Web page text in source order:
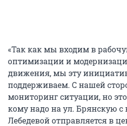
«Так как мы входим в
оптимизации и
движения, мы эту
поддерживаем. С нашей
мониторинг ситуации, но
кому надо на ул. Брянскую
Лебедевой отправляется в